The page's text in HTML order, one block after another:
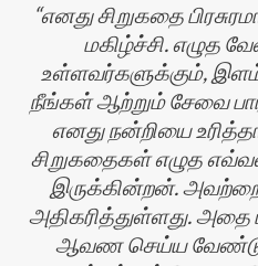
எனது சிறுகதை
மகிழ்ச்சி. எழுத
உள்ளவர்களுக்கும்,
நீங்கள் ஆற்றும் சேவை
எனது நன்றியை
சிறுகதைகள் எழுத
இருக்கின்றன்.
அதிகரித்துள்ளது. அதை
ஆவண செய்ய வேண்டும்.